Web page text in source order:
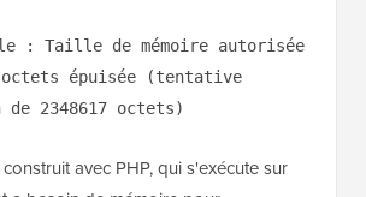
: Taille de mémoire autorisée
octets épuisée (tentative
2348617 octets)
avec PHP, qui s'exécute sur